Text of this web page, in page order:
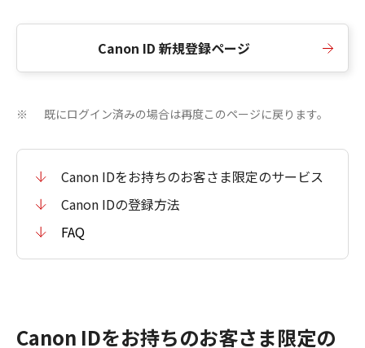
Canon ID 新規登録ページ
※ 既にログイン済みの場合は再度このページに戻ります。
Canon IDをお持ちのお客さま限定のサービス
Canon IDの登録方法
FAQ
Canon IDをお持ちのお客さま限定の